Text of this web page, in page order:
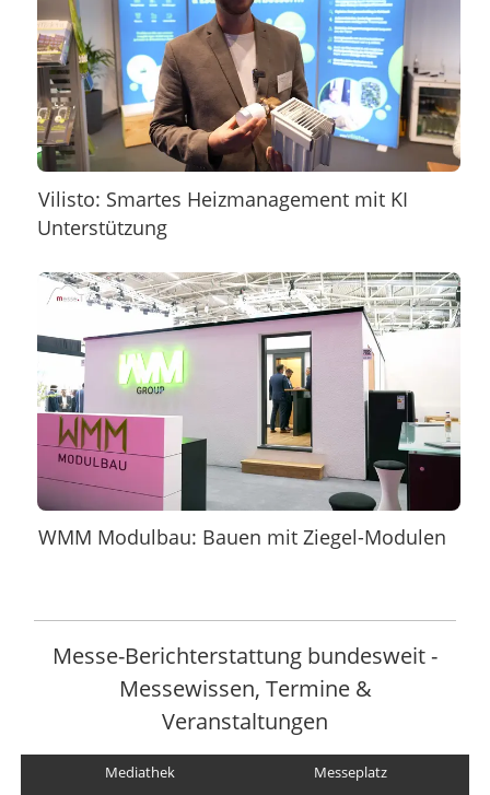
Vilisto: Smartes Heizmanagement mit KI
Unterstützung
WMM Modulbau: Bauen mit Ziegel-Modulen
Messe-Berichterstattung bundesweit -
Messewissen, Termine &
Veranstaltungen
Mediathek Messeplatz